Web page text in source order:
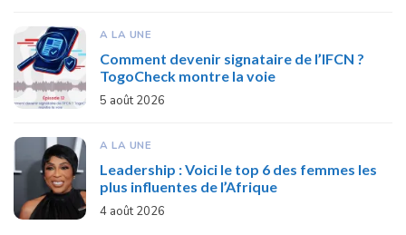
A LA UNE
Comment devenir signataire de l’IFCN ?
TogoCheck montre la voie
5 août 2026
A LA UNE
Leadership : Voici le top 6 des femmes les
plus influentes de l’Afrique
4 août 2026